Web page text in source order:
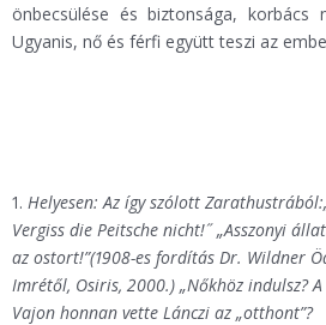
önbecsülése és biztonsága, korbács
Ugyanis, nő és férfi együtt teszi az
1. Helyesen: Az így szólott
Vergiss die Peitsche nicht!˝ „Asszonyi
az ostort!”(1908-es fordítás Dr. Wildner
Imrétől, Osiris, 2000.) „Nőkhöz indulsz?
Vajon honnan vette Lánczi az „otthont”?